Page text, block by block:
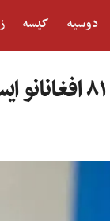
دوسیه کیسه